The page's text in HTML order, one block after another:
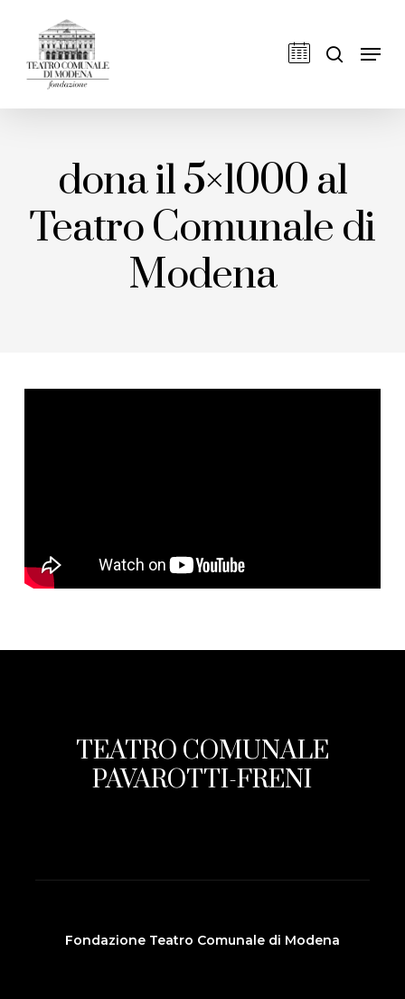
main
content
dona il 5×1000 al
Teatro Comunale di
Modena
TEATRO COMUNALE
PAVAROTTI-FRENI
Fondazione Teatro Comunale di Modena